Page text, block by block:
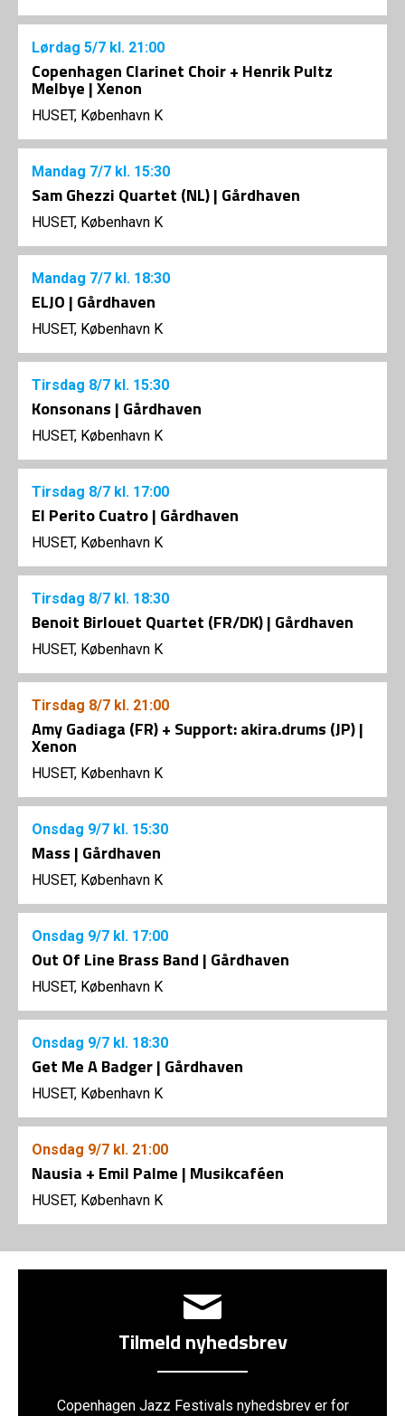
Lørdag 5/7 kl. 21:00
Copenhagen Clarinet Choir + Henrik Pultz
Melbye | Xenon
HUSET, København K
Mandag 7/7 kl. 15:30
Sam Ghezzi Quartet (NL) | Gårdhaven
HUSET, København K
Mandag 7/7 kl. 18:30
ELJO | Gårdhaven
HUSET, København K
Tirsdag 8/7 kl. 15:30
Konsonans | Gårdhaven
HUSET, København K
Tirsdag 8/7 kl. 17:00
El Perito Cuatro | Gårdhaven
HUSET, København K
Tirsdag 8/7 kl. 18:30
Benoit Birlouet Quartet (FR/DK) | Gårdhaven
HUSET, København K
Tirsdag 8/7 kl. 21:00
Amy Gadiaga (FR) + Support: akira.drums (JP) |
Xenon
HUSET, København K
Onsdag 9/7 kl. 15:30
Mass | Gårdhaven
HUSET, København K
Onsdag 9/7 kl. 17:00
Out Of Line Brass Band | Gårdhaven
HUSET, København K
Onsdag 9/7 kl. 18:30
Get Me A Badger | Gårdhaven
HUSET, København K
Onsdag 9/7 kl. 21:00
Nausia + Emil Palme | Musikcaféen
HUSET, København K
Tilmeld nyhedsbrev
Copenhagen Jazz Festivals nyhedsbrev er for